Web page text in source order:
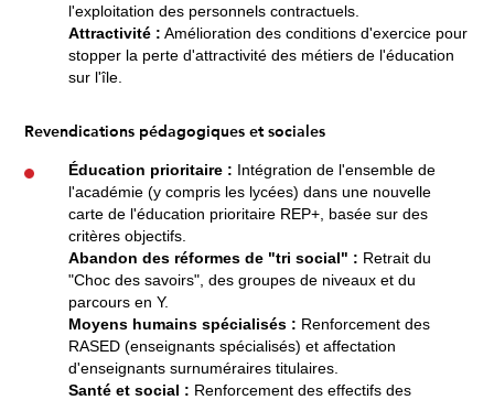
l'exploitation des personnels contractuels.
Attractivité : Amélioration des conditions d'exercice pour
stopper la perte d'attractivité des métiers de l'éducation
sur l'île.
Revendications pédagogiques et sociales
Éducation prioritaire : Intégration de l'ensemble de
l'académie (y compris les lycées) dans une nouvelle
carte de l'éducation prioritaire REP+, basée sur des
critères objectifs.
Abandon des réformes de "tri social" : Retrait du
"Choc des savoirs", des groupes de niveaux et du
parcours en Y.
Moyens humains spécialisés : Renforcement des
RASED (enseignants spécialisés) et affectation
d'enseignants surnuméraires titulaires.
Santé et social : Renforcement des effectifs des